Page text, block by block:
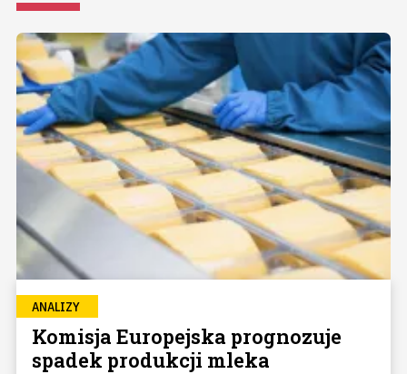
ANALIZY
Komisja Europejska prognozuje
spadek produkcji mleka